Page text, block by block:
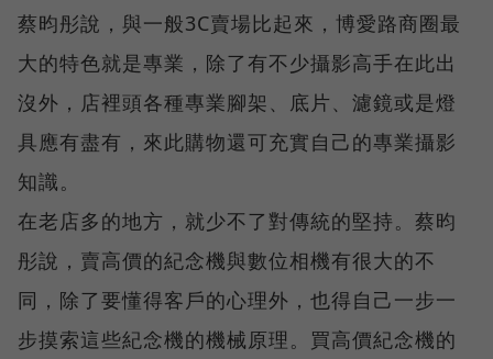
蔡昀彤說，與一般3C賣場比起來，博愛路商圈最
大的特色就是專業，除了有不少攝影高手在此出
沒外，店裡頭各種專業腳架、底片、濾鏡或是燈
具應有盡有，來此購物還可充實自己的專業攝影
知識。
在老店多的地方，就少不了對傳統的堅持。蔡昀
彤說，賣高價的紀念機與數位相機有很大的不
同，除了要懂得客戶的心理外，也得自己一步一
步摸索這些紀念機的機械原理。買高價紀念機的